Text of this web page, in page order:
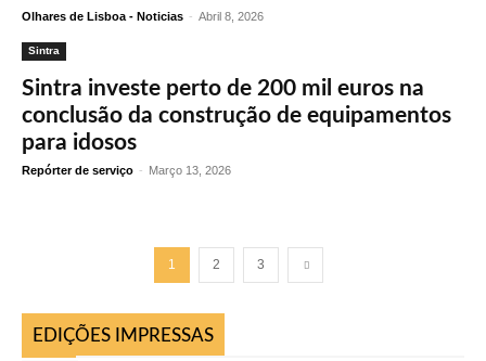
Olhares de Lisboa - Noticias - Abril 8, 2026
Sintra
Sintra investe perto de 200 mil euros na
conclusão da construção de equipamentos
para idosos
Repórter de serviço - Março 13, 2026
1 2 3
EDIÇÕES IMPRESSAS